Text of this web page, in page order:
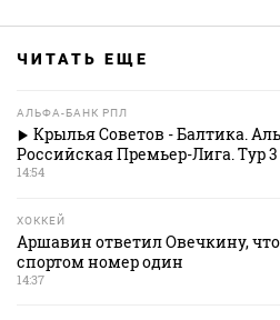
ЧИТАТЬ ЕЩЕ
АЛЬФА-БАНК РПЛ
Крылья Советов - Балтика.
Российская Премьер-Лига. Тур 3
14:54
ХОККЕЙ
Аршавин ответил Овечкину,
спортом номер один
14:37